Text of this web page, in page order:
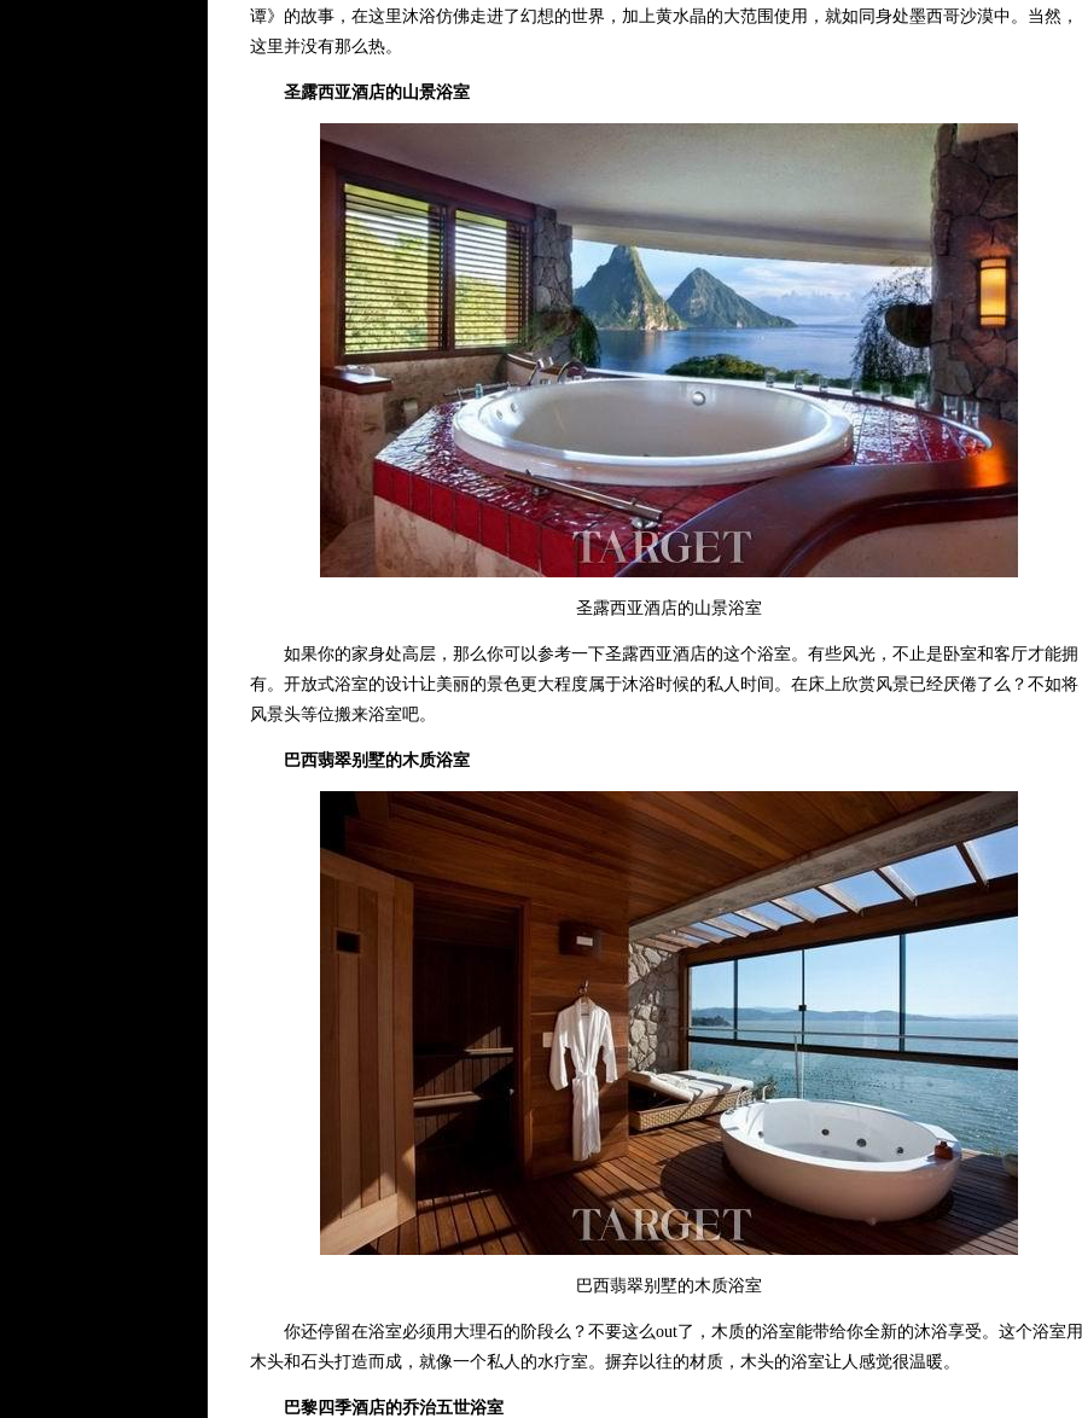
谭》的故事，在这里沐浴仿佛走进了幻想的世界，加上黄水晶的大范围使用，就如同身处墨西哥沙漠中。当然，
这里并没有那么热。
圣露西亚酒店的山景浴室
圣露西亚酒店的山景浴室
如果你的家身处高层，那么你可以参考一下圣露西亚酒店的这个浴室。有些风光，不止是卧室和客厅才能拥
有。开放式浴室的设计让美丽的景色更大程度属于沐浴时候的私人时间。在床上欣赏风景已经厌倦了么？不如将
风景头等位搬来浴室吧。
巴西翡翠别墅的木质浴室
巴西翡翠别墅的木质浴室
你还停留在浴室必须用大理石的阶段么？不要这么out了，木质的浴室能带给你全新的沐浴享受。这个浴室
木头和石头打造而成，就像一个私人的水疗室。摒弃以往的材质，木头的浴室让人感觉很温暖。
巴黎四季酒店的乔治五世浴室